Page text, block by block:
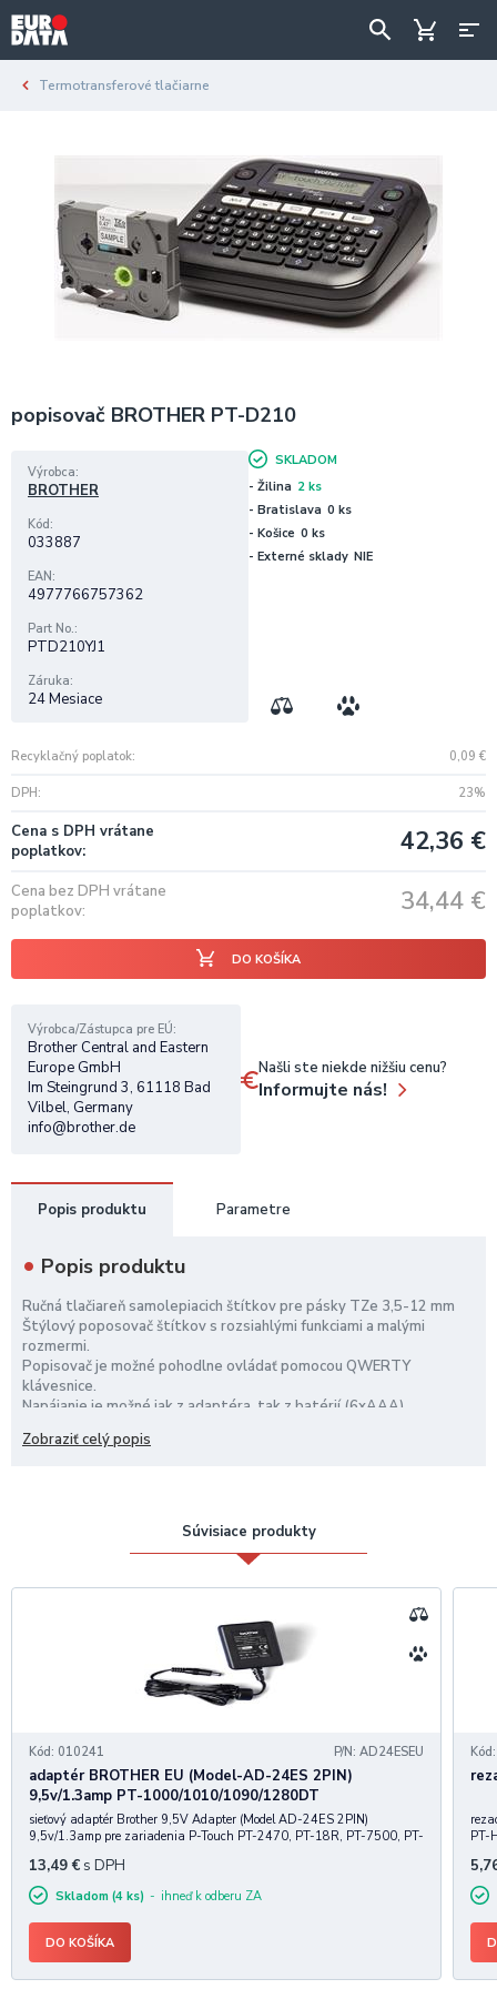
Termotransferové tlačiarne
popisovač BROTHER PT-D210
Recyklačný poplatok 0,09 €
DPH 23%
Cena s DPH vrátane
poplatkov
42,36 €
Cena bez DPH vrátane
poplatkov
34,44 €
DO KOŠÍKA
Výrobca
BROTHER
Kód
033887
EAN
4977766757362
Part No.
PTD210YJ1
Záruka
24 Mesiace
SKLADOM
- Žilina 2 ks
- Bratislava 0 ks
- Košice 0 ks
- Externé sklady NIE
Výrobca/Zástupca pre EÚ
Brother Central and Eastern
Europe GmbH
Im Steingrund 3, 61118 Bad
Vilbel, Germany
info@brother.de
Našli ste niekde nižšiu cenu?
Informujte nás!
Popis produktu Parametre
Popis produktu
Ručná tlačiareň samolepiacich štítkov pre pásky TZe 3,5-12 mm
Štýlový poposovač štítkov s rozsiahlými funkciami a malými
rozmermi.
Popisovač je možné pohodlne ovládať pomocou QWERTY
klávesnice.
Napájanie je možné jak z adaptéra, tak z batérií (6xAAA)
Rozlíšenie tlače 180 dpi
Displej grafický (15 znakov x 1 riadok)
Dĺžka štítka podľa obsahu áno
Deco režim 12 šablón
Menovkové štítky 6 šablón
Batérie 6 x AAA alkalické / Ni-MH batérie / AC adaptér AD-24ES
balenie obsahuje:
zariadenie,
1x páska TZ231 12mm (len štartovacia 4m)
Zobraziť celý popis
Súvisiace produkty
Kód: 010241 P/N: AD24ESEU
adaptér BROTHER EU (Model-AD-24ES 2PIN)
9,5v/1.3amp PT-1000/1010/1090/1280DT
sieťový adaptér Brother 9,5V Adapter (Model AD-24ES 2PIN)
9,5v/1.3amp pre zariadenia P-Touch PT-2470, PT-18R, PT-7500, PT-
1000/1010/1090/1230PC/1280/1280VP/1280DT/1290/1290DT/18
30/1830VP PT-2100/2430PC/2700/7100VP PT-2460/24
13,49 € s DPH
Skladom (4 ks) ihneď k odberu ZA
DO KOŠÍKA
PT-